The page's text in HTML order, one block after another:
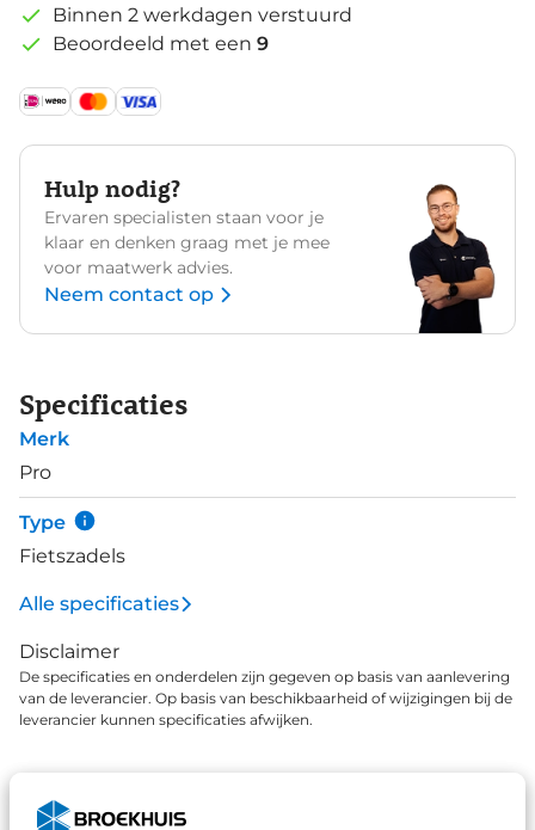
Binnen 2 werkdagen verstuurd
Beoordeeld met een 9
Hulp nodig?
Ervaren specialisten staan voor je
klaar en denken graag met je mee
voor maatwerk advies.
Neem contact op
Specificaties
Merk
Pro
Type
Fietszadels
Alle specificaties
Disclaimer
De specificaties en onderdelen zijn gegeven op basis van aanlevering
van de leverancier. Op basis van beschikbaarheid of wijzigingen bij de
leverancier kunnen specificaties afwijken.